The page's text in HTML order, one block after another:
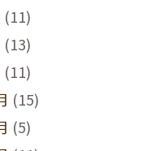
(11)
(13)
(11)
(15)
(5)